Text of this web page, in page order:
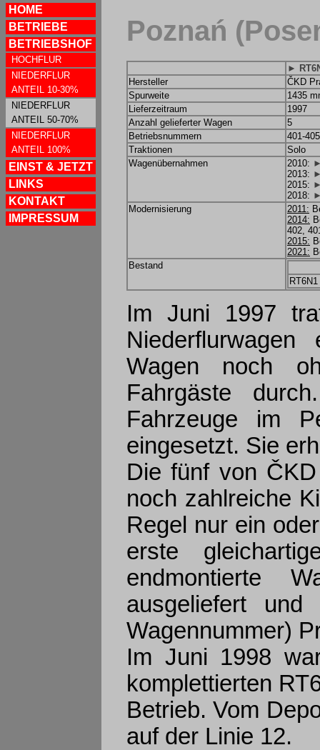
HOME
BETRIEBE
BETRIEBSHOF
HOCHFLUR
NIEDERFLUR
ANTEIL 10-30%
NIEDERFLUR
ANTEIL 50-70%
NIEDERFLUR
ANTEIL 100%
EINST & JETZT
LINKS
KONTAKT
IMPRESSUM
Poznań
►
Hersteller
ČKD
Spurweite
1435
Lieferzeitraum
1997
Anzahl gelieferter Wagen
5
Betriebsnummern
401-405
Traktionen
Solo
Wagenübernahmen
2010:
2013:
2015:
2018:
Modernisierung
2011:
2014:
402,
2015:
2021:
Bestand
RT6N1
Im Juni 1997
Wagen noch
Fahrgäste
Fahrzeuge im
eingesetzt. Sie
Die fünf von
noch zahlreiche
Regel nur ein
erste
endmontierte
ausgeliefert
Wagennummer)
Im Juni 1998
komplettierten
Betrieb. Vom
auf der Linie 12.